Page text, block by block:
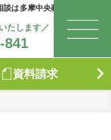
お
は多摩中央葬祭
たします／
841
資料請求